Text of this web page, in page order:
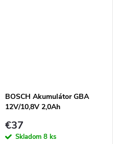
BOSCH Akumulátor GBA
12V/10,8V 2,0Ah
€37
Skladom 8 ks